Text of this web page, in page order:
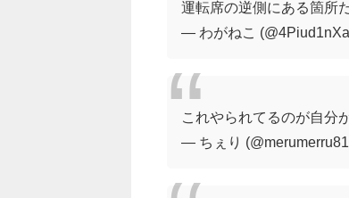
運転席の逆側にある箇所
— わがねこ
これやられてるのが自分
— ちぇり